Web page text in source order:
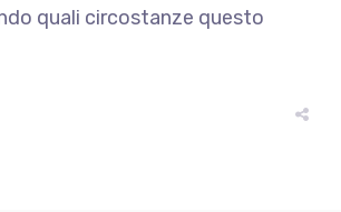
quali circostanze questo